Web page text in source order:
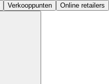
Verkooppunten Online retailers